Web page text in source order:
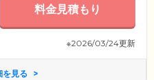
コンビニ、飲食店、スポーツクラ
料金見積もり
※2026/03/24更新
を見る